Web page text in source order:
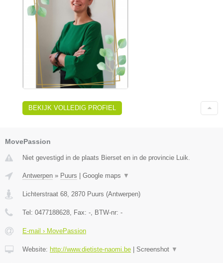
BEKIJK VOLLEDIG PROFIEL
MovePassion
Niet gevestigd in de plaats Bierset en in de provincie Luik.
Antwerpen » Puurs Google maps ▼
Lichterstraat 68, 2870 Puurs (Antwerpen)
Tel: 0477188628, Fax: -, BTW-nr: -
E-mail › MovePassion
Website: http://www.dietiste-naomi.be Screenshot ▼